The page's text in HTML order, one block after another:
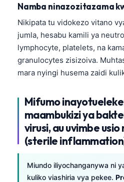
Namba ninazozitazama
Nikipata tu vidokezo vitano
jumla, hesabu kamili ya
lymphocyte, platelets, na
granulocytes zisizoiva.
mara nyingi husema zaidi
Mifumo
maambukizi ya
virusi, au uvimbe
(sterile
Miundo iliyochanganywa ni
kuliko viashiria vya pekee.
Occitan
Afrikaans
Монгол
ພາສາລາວ
Cebuano
ئۇيغۇرچە
Кыргызча
Татар теле
Беларуская мова